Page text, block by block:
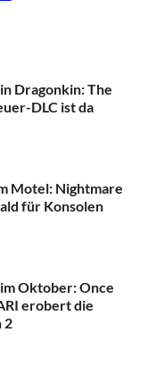
Dragonkin: The
DLC ist da
Motel: Nightmare
für Konsolen
Oktober: Once
erobert die
2